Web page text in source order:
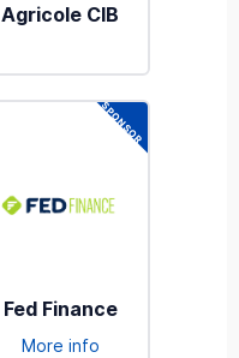
Agricole CIB
Fed Finance
More info